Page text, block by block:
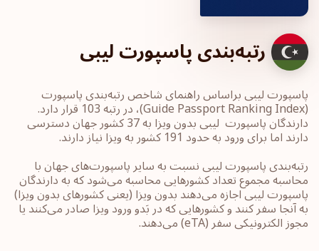
رتبه‌بندی پاسپورت لیبی
پاسپورت‎ لیبی ‎براساس راهنمای شاخص رتبه‌بندی پاسپورت
‏(Guide Passport ‎Ranking Index)، در رتبه 103 قرار دارد.
دارندگان پاسپورت ‏‎ لیبی بدون ویزا به 37 کشور جهان ‎دسترسی
دارند اما برای ورود به حدود 191 کشور به ویزا نیاز دارند.
رتبه‌بندی پاسپورت‎ لیبی ‎نسبت به سایر ‏پاسپورت‌های جهان با
محاسبه مجموع تعداد کشورهایی محاسبه می‌شود که به دارندگان
پاسپورت ‎‎لیبی ‎اجازه می‌دهند بدون ویزا (یعنی کشورهای ‏بدون ویزا)
به آنجا سفر کنند و کشورهایی که در بَدو ورود ویزا صادر می‌کنند یا
‏مجوز الکترونیکی سفر ‏‎(eTA)‎‏ می‌دهند.